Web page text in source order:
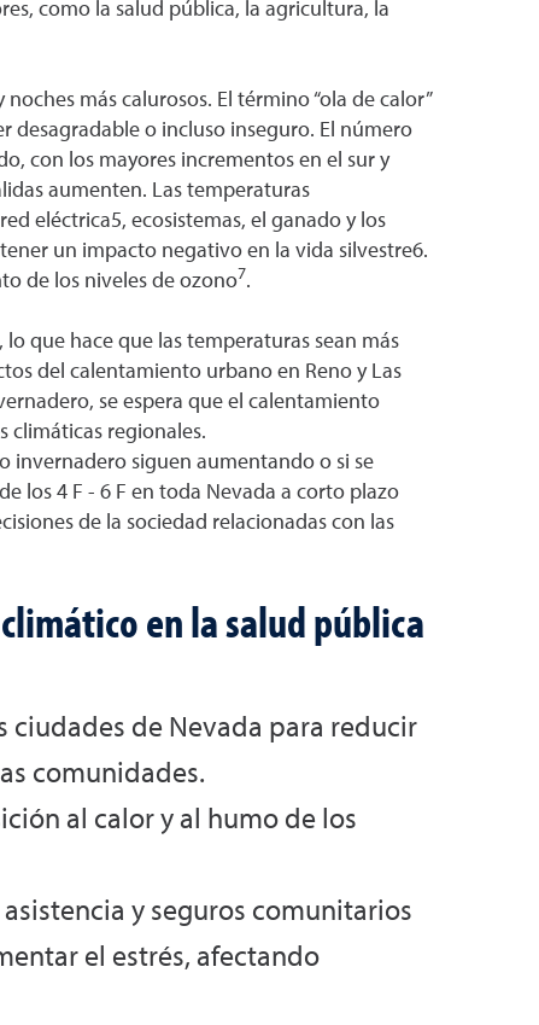
como la salud pública, la agricultura, la
más calurosos. El término “ola de calor”
desagradable o incluso inseguro. El número
con los mayores incrementos en el sur y
aumenten. Las temperaturas
eléctrica5, ecosistemas, el ganado y los
un impacto negativo en la vida silvestre6.
de los niveles de ozono7.
que hace que las temperaturas sean más
del calentamiento urbano en Reno y Las
se espera que el calentamiento
climáticas regionales.
invernadero siguen aumentando o si se
los 4 F - 6 F en toda Nevada a corto plazo
de la sociedad relacionadas con las
en la salud pública
ciudades de Nevada para reducir
comunidades.
al calor y al humo de los
y seguros comunitarios
el estrés, afectando